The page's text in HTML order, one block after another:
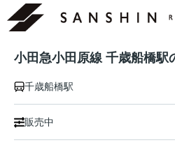
小田急小田原線 千歳船橋駅
千歳船橋駅
販売中